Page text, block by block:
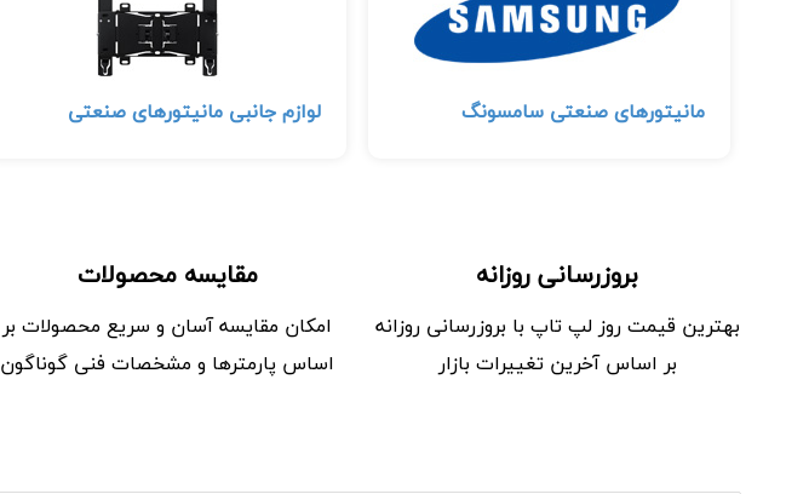
مانیتورهای صنعتی سامسونگ لوازم جانبی مانیتورهای صنعتی
بروزرسانی روزانه
بهترین قیمت روز لپ تاپ با بروزرسانی روزانه
بر اساس آخرین تغییرات بازار
مقایسه محصولات
امکان مقایسه آسان و سریع محصولات بر
اساس پارمترها و مشخصات فنی گوناگون